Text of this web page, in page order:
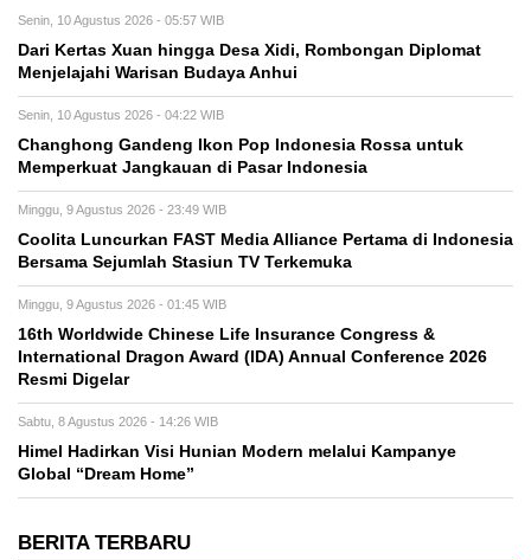
Senin, 10 Agustus 2026 - 05:57 WIB
Dari Kertas Xuan hingga Desa Xidi, Rombongan Diplomat
Menjelajahi Warisan Budaya Anhui
Senin, 10 Agustus 2026 - 04:22 WIB
Changhong Gandeng Ikon Pop Indonesia Rossa untuk
Memperkuat Jangkauan di Pasar Indonesia
Minggu, 9 Agustus 2026 - 23:49 WIB
Coolita Luncurkan FAST Media Alliance Pertama di Indonesia
Bersama Sejumlah Stasiun TV Terkemuka
Minggu, 9 Agustus 2026 - 01:45 WIB
16th Worldwide Chinese Life Insurance Congress &
International Dragon Award (IDA) Annual Conference 2026
Resmi Digelar
Sabtu, 8 Agustus 2026 - 14:26 WIB
Himel Hadirkan Visi Hunian Modern melalui Kampanye
Global “Dream Home”
BERITA TERBARU